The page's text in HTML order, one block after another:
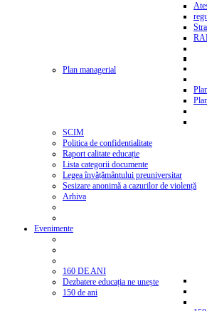
Plan managerial
SCIM
Politica de confidentialitate
Raport calitate educație
Lista categorii documente
Legea învățământului preuniversitar
Sesizare anonimă a cazurilor de violență
Arhiva
Evenimente
160 DE ANI
Dezbatere educația ne unește
150 de ani